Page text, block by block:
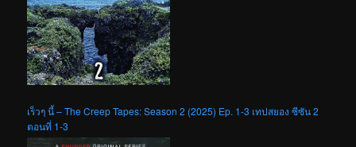
เร็วๆ นี้ – The Creep Tapes: Season 2 (2025) Ep. 1-3 เทปสยอง ซีซัน 2
ตอนที่ 1-3